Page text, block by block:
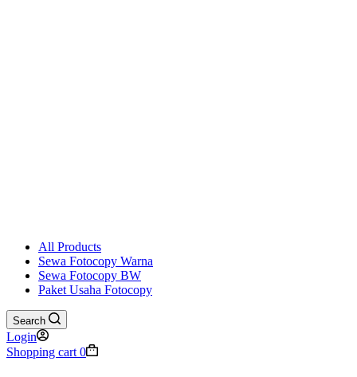
All Products
Sewa Fotocopy Warna
Sewa Fotocopy BW
Paket Usaha Fotocopy
Search
Login
Shopping cart 0